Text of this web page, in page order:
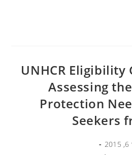
UNHCR
Assessing
Protection
Seekers